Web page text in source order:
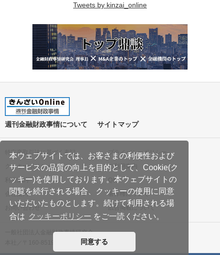
本ウェブサイトでは、お客さまの利便性および
サービスの品質の向上を目的として、Cookie(ク
ッキー)を使用しております。本ウェブサイトの
閲覧を続行される場合、クッキーの使用に同意
いただいたものとします。続けて利用される場
合は クッキーポリシー をご一読ください。
同意する
Tweets by kinzai_online
週刊金融財政事情について サイトマップ
特定商取引法に基づく表記
プライバシーポリシー
クッキーポリシー
ご利用案内
利用規約
Q&A
会社案内
著作権について
お問い合わせ
広告掲載について
一般社団法人金融財政事情研究会
本社／〒160-8519 東京都新宿区南元町19